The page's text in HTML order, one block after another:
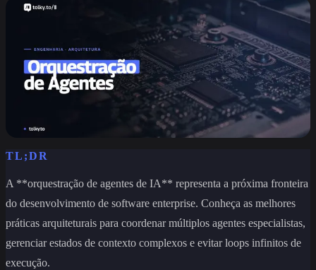
TL;DR
A **orquestração de agentes de IA** representa a próxima fronteira
do desenvolvimento de software enterprise. Conheça as melhores
práticas arquiteturais para coordenar múltiplos agentes especialistas,
gerenciar estados de contexto complexos e evitar loops infinitos de
execução.